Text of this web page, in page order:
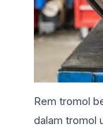
Rem tromol
dalam tromol